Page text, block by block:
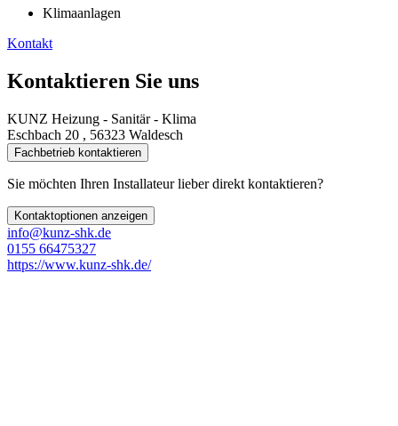
Klimaanlagen
Kontakt
Kontaktieren Sie uns
KUNZ Heizung - Sanitär - Klima
Eschbach 20 , 56323 Waldesch
Fachbetrieb kontaktieren
Sie möchten Ihren Installateur lieber direkt kontaktieren?
Kontaktoptionen anzeigen
info@kunz-shk.de
0155 66475327
https://www.kunz-shk.de/